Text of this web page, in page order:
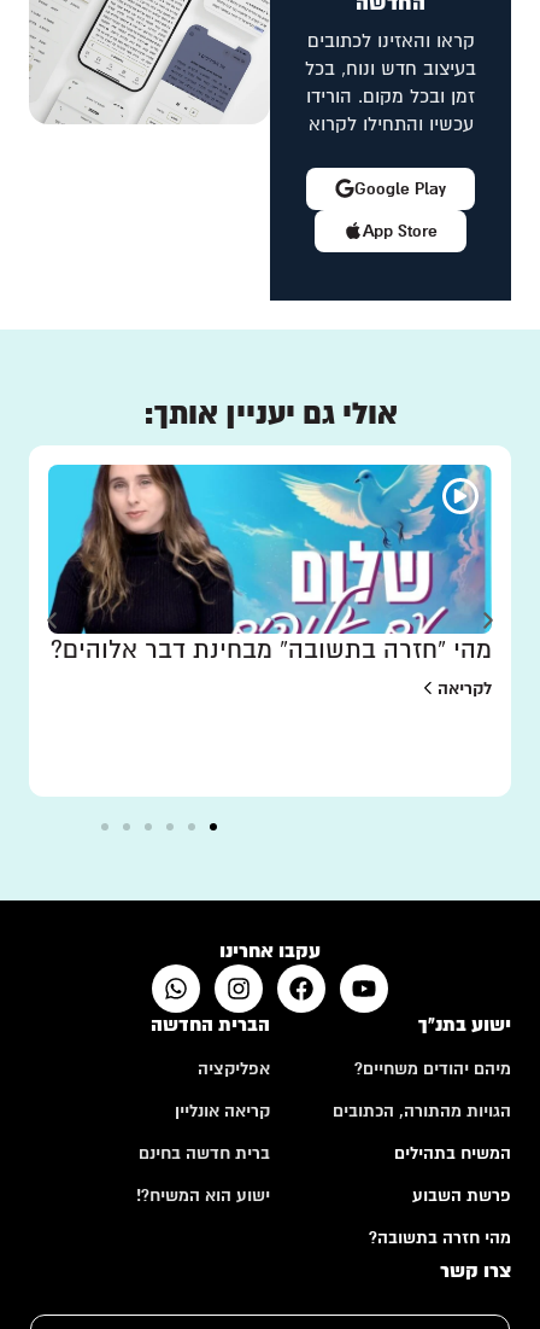
קראו והאזינו לכתובים
בעיצוב חדש ונוח, בכל
זמן ובכל מקום. הורידו
עכשיו והתחילו לקרוא
App Store
Google Play
אולי גם יעניין אותך:
מהי “חזרה בתשובה” מבחינת דבר אלוהים?
לקריאה
עקבו אחרינו
ישוע בתנ"ך
מיהם יהודים משחיים?
הגויות מהתורה, הכתובים
המשיח בתהילים
פרשת השבוע
מהי חזרה בתשובה?
הברית החדשה
אפליקציה
קריאה אונליין
ברית חדשה בחינם
ישוע הוא המשיח?!
צרו קשר
ש